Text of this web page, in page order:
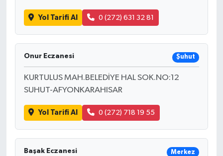
Yol Tarifi Al 0 (272) 631 32 81
Onur Eczanesi Şuhut
KURTULUS MAH.BELEDİYE HAL SOK.NO:12
SUHUT-AFYONKARAHISAR
Yol Tarifi Al 0 (272) 718 19 55
Başak Eczanesi Merkez